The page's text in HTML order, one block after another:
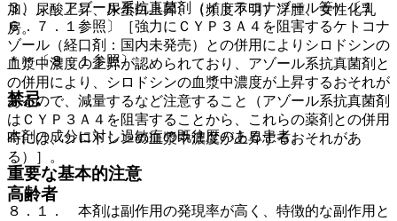
３）． アゾール系抗真菌剤（イトラコナゾール等）〔１
６．７．１参照〕［強力にＣＹＰ３Ａ４を阻害するケトコナ
ゾール（経口剤：国内未発売）との併用によりシロドシンの
血漿中濃度の上昇が認められており、アゾール系抗真菌剤と
の併用により、シロドシンの血漿中濃度が上昇するおそれが
あるので、減量するなど注意すること（アゾール系抗真菌剤
はＣＹＰ３Ａ４を阻害することから、これらの薬剤との併用
時には、シロドシンの血漿中濃度が上昇するおそれがあ
る）］。
高齢者
加、尿酸上昇、尿蛋白上昇、（頻度不明）浮腫、女性化乳
房。
＊）〔８．１参照〕。
禁忌
本剤の成分に対し過敏症の既往歴のある患者。
重要な基本的注意
８．１． 本剤は副作用の発現率が高く、特徴的な副作用と